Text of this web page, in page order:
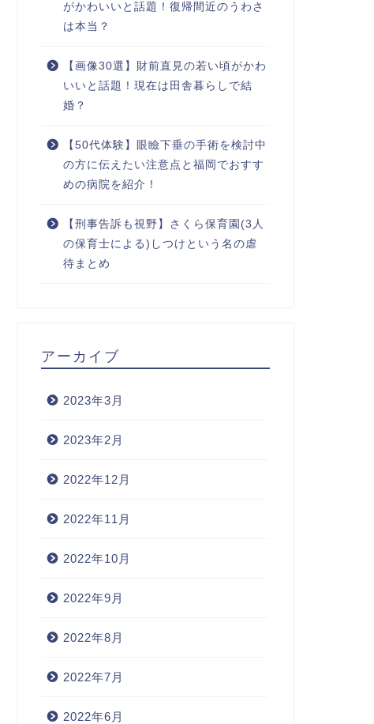
がかわいいと話題！復帰間近のうわさ
は本当？
【画像30選】財前直見の若い頃がかわ
いいと話題！現在は田舎暮らしで結
婚？
【50代体験】眼瞼下垂の手術を検討中
の方に伝えたい注意点と福岡でおすす
めの病院を紹介！
【刑事告訴も視野】さくら保育園(3人
の保育士による)しつけという名の虐
待まとめ
アーカイブ
2023年3月
2023年2月
2022年12月
2022年11月
2022年10月
2022年9月
2022年8月
2022年7月
2022年6月